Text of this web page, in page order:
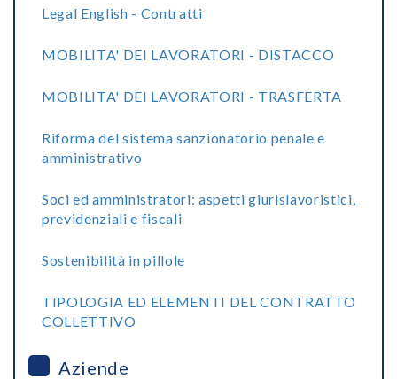
Legal English - Contratti
MOBILITA' DEI LAVORATORI - DISTACCO
MOBILITA' DEI LAVORATORI - TRASFERTA
Riforma del sistema sanzionatorio penale e
amministrativo
Soci ed amministratori: aspetti giurislavoristici,
previdenziali e fiscali
Sostenibilità in pillole
TIPOLOGIA ED ELEMENTI DEL CONTRATTO
COLLETTIVO
Aziende